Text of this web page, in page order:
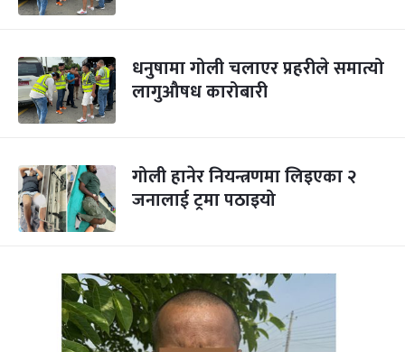
धनुषामा गोली चलाएर प्रहरीले समात्यो
लागुऔषध कारोबारी
गोली हानेर नियन्त्रणमा लिइएका २
जनालाई ट्रमा पठाइयो